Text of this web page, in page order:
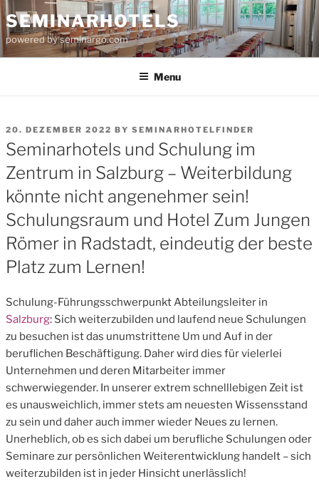
Skip
to
content
SEMINARHOTELS
powered by seminargo.com
Menu
POSTED
ON
20. DEZEMBER 2022 BY SEMINARHOTELFINDER
Seminarhotels und Schulung im
Zentrum in Salzburg – Weiterbildung
könnte nicht angenehmer sein!
Schulungsraum und Hotel Zum Jungen
Römer in Radstadt, eindeutig der beste
Platz zum Lernen!
Schulung-Führungsschwerpunkt Abteilungsleiter in
Salzburg: Sich weiterzubilden und laufend neue Schulungen
zu besuchen ist das unumstrittene Um und Auf in der
beruflichen Beschäftigung. Daher wird dies für vielerlei
Unternehmen und deren Mitarbeiter immer
schwerwiegender. In unserer extrem schnelllebigen Zeit ist
es unausweichlich, immer stets am neuesten Wissensstand
zu sein und daher auch immer wieder Neues zu lernen.
Unerheblich, ob es sich dabei um berufliche Schulungen oder
Seminare zur persönlichen Weiterentwicklung handelt – sich
weiterzubilden ist in jeder Hinsicht unerlässlich!